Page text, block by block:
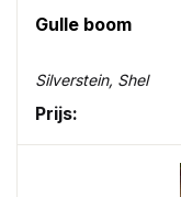
Gulle boom
Silverstein, Shel
Prijs: